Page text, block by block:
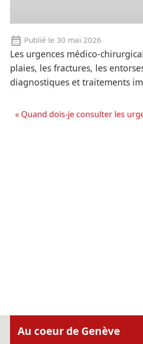
Publié le 30 mai 2026
Les urgences médico-
plaies, les fractures, les
diagnostiques et traitements
« Quand dois-je consulter les
Au coeur de Genève